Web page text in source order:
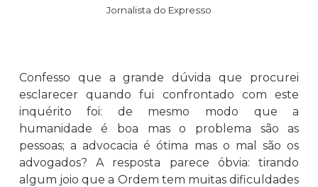
Jornalista do Expresso
Confesso que a grande dúvida que procurei
esclarecer quando fui confrontado com este
inquérito foi: de mesmo modo que a
humanidade é boa mas o problema são as
pessoas; a advocacia é ótima mas o mal são os
advogados? A resposta parece óbvia: tirando
algum joio que a Ordem tem muitas dificuldades